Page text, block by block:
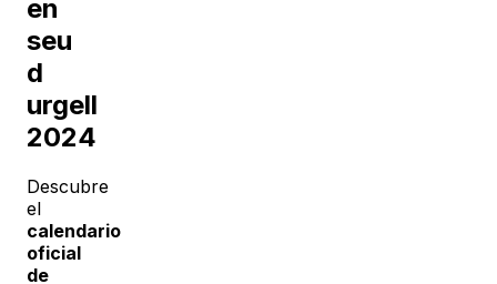
en
seu
d
urgell
2024
Descubre
el
calendario
oficial
de